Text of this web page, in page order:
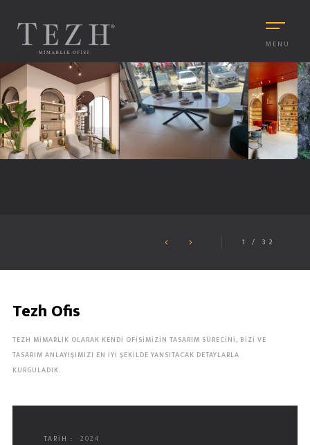
MENU
1 / 32
Tezh Ofis
TEZH MIMARLIK OLARAK KENDI OFISIMIZIN TASARIM SÜRECINI, BIZI VE
TASARIM ANLAYIŞIMIZI EN IYI ŞEKILDE YANSITACAK DETAYLARLA
KURGULADIK.
TARIH : 2024